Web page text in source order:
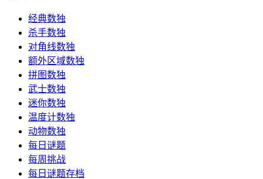
经典数独
杀手数独
对角线数独
额外区域数独
拼图数独
武士数独
迷你数独
温度计数独
动物数独
每日谜题
每周挑战
每日谜题存档